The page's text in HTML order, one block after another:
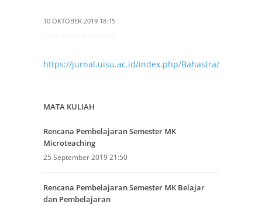
10 OKTOBER 2019 18:15
https://jurnal.uisu.ac.id/index.php/Bahastra/article/
MATA KULIAH
Rencana Pembelajaran Semester MK
Microteaching
25 September 2019 21:50
Rencana Pembelajaran Semester MK Belajar
dan Pembelajaran